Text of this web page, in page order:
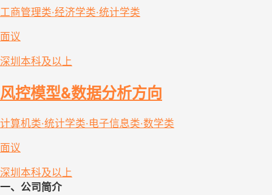
工商管理类·经济学类·统计学类
面议
深圳 本科及以上
风控模型&数据分析方向
计算机类·统计学类·电子信息类·数学类
面议
深圳 本科及以上
一、 公司简介